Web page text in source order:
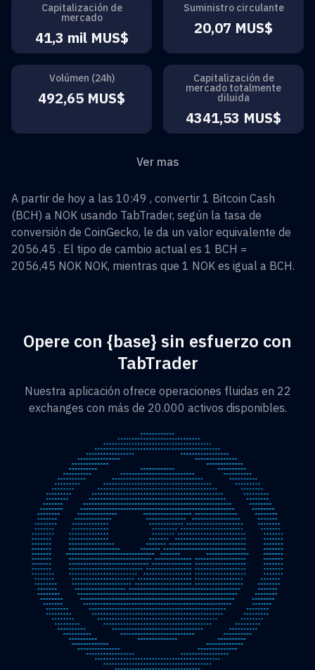
Capitalización de
mercado
41,3 mil MUS$
Suministro circulante
20,07 MUS$
Volúmen (24h)
492,65 MUS$
Capitalización de
mercado totalmente
diluida
4341,53 MUS$
Ver mas
A partir de hoy a las 10:49 , convertir 1 Bitcoin Cash
(BCH) a NOK usando TabTrader, según la tasa de
conversión de CoinGecko, le da un valor equivalente de
2056.45 . El tipo de cambio actual es 1 BCH =
2056,45 NOK NOK, mientras que 1 NOK es igual a BCH.
Opere con {base} sin esfuerzo con
TabTrader
Nuestra aplicación ofrece operaciones fluidas en 22
exchanges con más de 20.000 activos disponibles.